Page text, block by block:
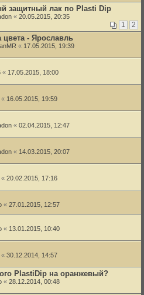
защитный лак по Plasti Dip
« 20.05.2015, 20:35
1 2
цвета - Ярославль
« 17.05.2015, 19:39
« 17.05.2015, 18:00
« 16.05.2015, 19:59
« 02.04.2015, 12:47
« 14.03.2015, 20:07
« 20.02.2015, 17:16
« 27.01.2015, 12:57
« 13.01.2015, 10:40
« 30.12.2014, 14:57
PlastiDip на оранжевый?
« 28.12.2014, 00:48